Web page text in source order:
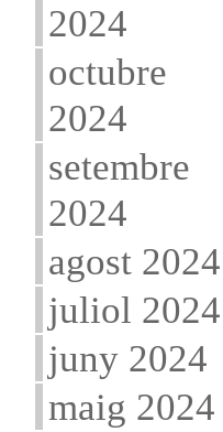
2024
octubre
2024
setembre
2024
agost 2024
juliol 2024
juny 2024
maig 2024